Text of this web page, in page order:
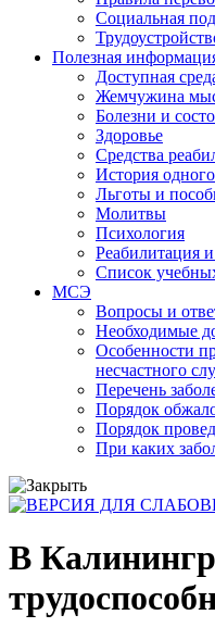
Социальная
Полезная
Доступная
Жемчужина
Болезни и
Здоровье
Средства
История
Льготы и
Молитвы
Психология
Реабилитация
Список
МСЭ
Вопросы и
Необходимые
Особенности
несчастного
Перечень
Порядок
Порядок
При каких
В